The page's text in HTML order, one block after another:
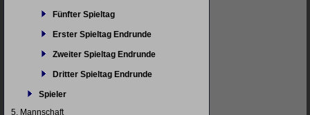
Fünfter Spieltag
Erster Spieltag Endrunde
Zweiter Spieltag Endrunde
Dritter Spieltag Endrunde
Spieler
5. Mannschaft